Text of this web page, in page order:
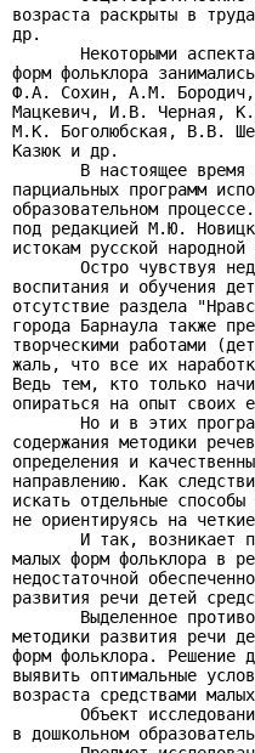
возраста раскрыты в
др.
Некоторыми
форм фольклора
Ф.А. Сохин, А.М.
Мацкевич, И.В. Черная,
М.К. Боголюбская, В.В.
Казюк и др.
В настоящее время
парциальных программ
образовательном
под редакцией М.Ю.
истокам русской
Остро чувствуя
воспитания и обучения
отсутствие раздела
города Барнаула также
творческими работами
жаль, что все их
Ведь тем, кто только
опираться на опыт своих
Но и в этих
содержания методики
определения и
направлению. Как
искать отдельные
не ориентируясь на
И так, возникает
малых форм фольклора в
недостаточной
развития речи детей
Выделенное
методики развития речи
форм фольклора. Решение
выявить оптимальные
возраста средствами
Объект
в дошкольном